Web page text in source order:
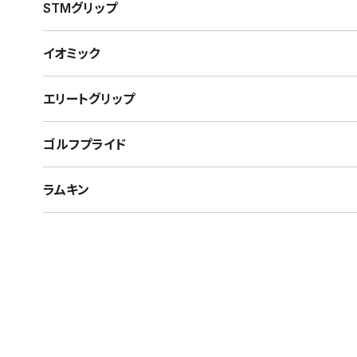
STMグリップ
イオミック
エリートグリップ
ゴルフプライド
ラムキン